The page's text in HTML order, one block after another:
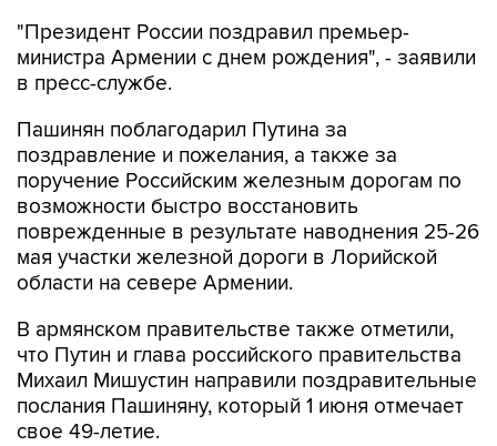
"Президент России поздравил премьер-
министра Армении с днем рождения", - заявили
в пресс-службе.
Пашинян поблагодарил Путина за
поздравление и пожелания, а также за
поручение Российским железным дорогам по
возможности быстро восстановить
поврежденные в результате наводнения 25-26
мая участки железной дороги в Лорийской
области на севере Армении.
В армянском правительстве также отметили,
что Путин и глава российского правительства
Михаил Мишустин направили поздравительные
послания Пашиняну, который 1 июня отмечает
свое 49-летие.